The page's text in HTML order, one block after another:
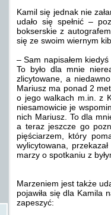
Kamil się jednak nie
udało się spełnić –
bokserskie z
się ze swoim wiernym
– Sam napisałem
To było dla mnie
zlicytowane, a
Mariusz ma ponad 2
o jego walkach m.in. z
niesamowicie je
nich Mariusz. To dla
a teraz jeszcze go
pięściarzem, który
wylicytowana,
marzy o spotkaniu z
Marzeniem jest także
pojawiła się dla Kamila
zapeszyć: